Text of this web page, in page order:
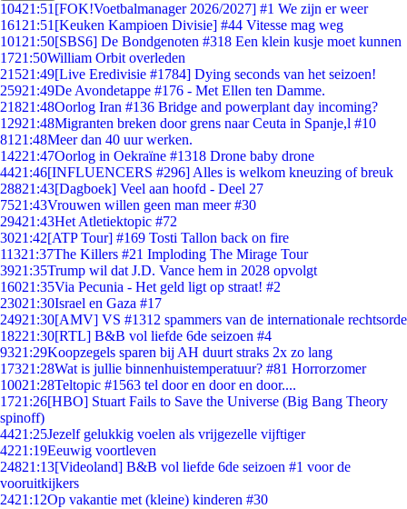
10421:51 [FOK!Voetbalmanager 2026/2027] #1 We zijn er weer
161 21:51 [Keuken Kampioen Divisie] #44 Vitesse mag weg
101 21:50[SBS6] De Bondgenoten #318 Een klein kusje moet kunnen
1721:50William Orbit overleden
21521:49[Live Eredivisie #1784] Dying seconds van het seizoen!
25921:49De Avondetappe #176 - Met Ellen ten Damme.
21821:48Oorlog Iran #136 Bridge and powerplant day incoming?
12921:48Migranten breken door grens naar Ceuta in Spanje,l #10
81 21:48Meer dan 40 uur werken.
14221:47Oorlog in Oekraïne #1318 Drone baby drone
4421:46[INFLUENCERS #296] Alles is welkom kneuzing of breuk
28821:43[Dagboek] Veel aan hoofd - Deel 27
7521:43Vrouwen willen geen man meer #30
29421:43Het Atletiektopic #72
3021:42[ATP Tour] #169 Tosti Tallon back on fire
11321:37The Killers #21 Imploding The Mirage Tour
3921:35Trump wil dat J.D. Vance hem in 2028 opvolgt
16021:35Via Pecunia - Het geld ligt op straat! #2
23021:30Israel en Gaza #17
24921:30[AMV] VS #1312 spammers van de internationale rechtsorde
18221:30[RTL] B&B vol liefde 6de seizoen #4
9321:29Koopzegels sparen bij AH duurt straks 2x zo lang
17321:28Wat is jullie binnenhuistemperatuur? #81 Horrorzomer
10021:28Teltopic #1563 tel door en door en door....
1721:26[HBO] Stuart Fails to Save the Universe (Big Bang Theory
spinoff)
4421:25Jezelf gelukkig voelen als vrijgezelle vijftiger
4221:19Eeuwig voortleven
24821:13[Videoland] B&B vol liefde 6de seizoen #1 voor de
vooruitkijkers
2421:12Op vakantie met (kleine) kinderen #30